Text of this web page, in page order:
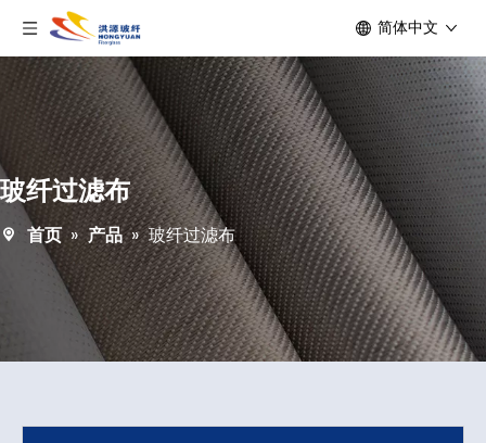
简体中文
玻纤过滤布
首页 » 产品 » 玻纤过滤布